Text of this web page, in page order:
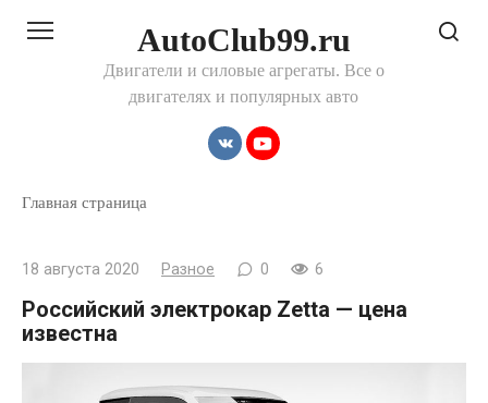
AutoClub99.ru
Двигатели и силовые агрегаты. Все о
двигателях и популярных авто
Главная страница
18 августа 2020 Разное 0 6
Российский электрокар Zetta — цена
известна